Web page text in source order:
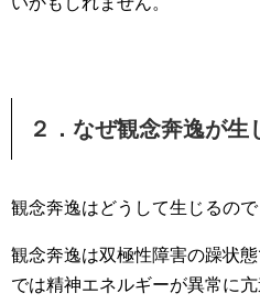
２．なぜ観念奔逸が生
観念奔逸はどうして生じるので
観念奔逸は双極性障害の躁状
では精神エネルギーが異常に